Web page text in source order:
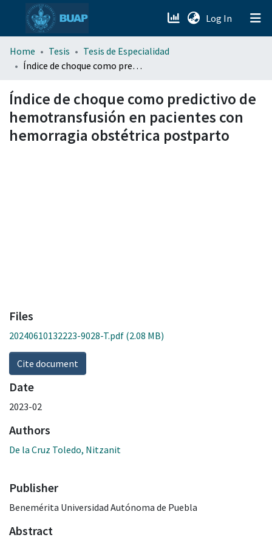
Log In (current)
menu.section.about_menu
Home Tesis
Tesis de Especialidad
Índice de choque como predictivo de hemotransfusión en pacientes con hemorragia obstétrica postparto
Índice de choque como predictivo de
hemotransfusión en pacientes con
hemorragia obstétrica postparto
Files
20240610132223-9028-T.pdf (2.08 MB)
Cite document
Date
2023-02
Authors
De la Cruz Toledo, Nitzanit
Publisher
Benemérita Universidad Autónoma de Puebla
Abstract